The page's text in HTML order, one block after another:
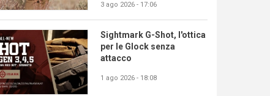
3 ago 2026 - 17:06
Sightmark G-Shot, l'ottica
per le Glock senza
attacco
1 ago 2026 - 18:08